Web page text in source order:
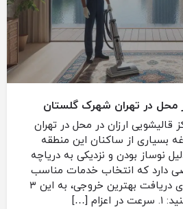
محل در تهران شهرک گلستان
قالیشویی ارزان در محل در تهران
بسیاری از ساکنان این منطقه
۲۲ به دلیل نوساز بودن و نزدیکی به دریاچه
دارد که انتخاب خدمات مناسب
را حساس‌تر می‌کند. برای دریافت بهترین خروجی، به این ۳
[…]